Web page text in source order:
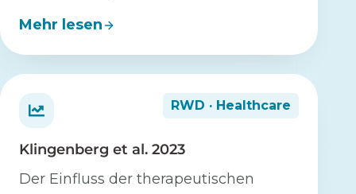
Mehr lesen
RWD · Healthcare
Klingenberg et al. 2023
Der Einfluss der therapeutischen